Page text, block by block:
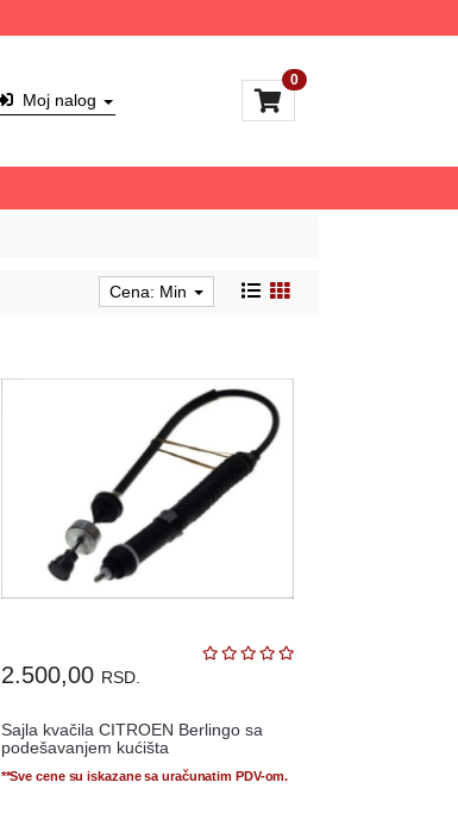
Moj nalog
0
Cena: Min
2.500,00 RSD.
Sajla kvačila CITROEN Berlingo sa
podešavanjem kućišta
**Sve cene su iskazane sa uračunatim PDV-om.